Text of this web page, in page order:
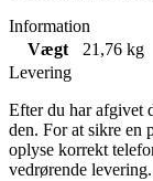
Information
Vægt
21,76 kg
Levering
Efter du har afgivet
den. For at sikre en
oplyse korrekt
vedrørende levering.